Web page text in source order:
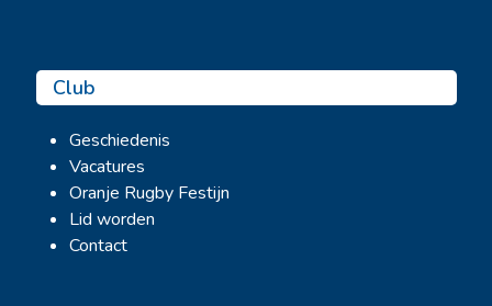
Club
Geschiedenis
Vacatures
Oranje Rugby Festijn
Lid worden
Contact